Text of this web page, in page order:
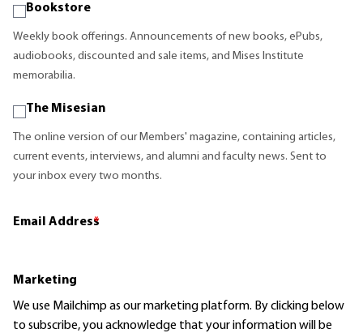
Bookstore
Weekly book offerings. Announcements of new books, ePubs,
audiobooks, discounted and sale items, and Mises Institute
memorabilia.
The Misesian
The online version of our Members' magazine, containing articles,
current events, interviews, and alumni and faculty news. Sent to
your inbox every two months.
Email Address
*
Marketing
We use Mailchimp as our marketing platform. By clicking below
to subscribe, you acknowledge that your information will be